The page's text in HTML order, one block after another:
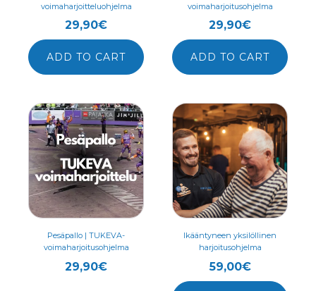
voimaharjoitteluohjelma
29,90€
ADD TO CART
voimaharjoitusohjelma
29,90€
ADD TO CART
Pesäpallo | TUKEVA-
voimaharjoitusohjelma
29,90€
Ikääntyneen yksilöllinen
harjoitusohjelma
59,00€